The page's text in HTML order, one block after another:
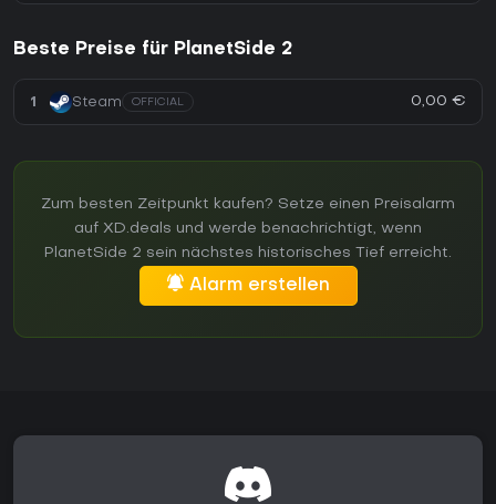
Beste Preise für PlanetSide 2
1 Steam OFFICIAL 0,00 €
Zum besten Zeitpunkt kaufen? Setze einen Preisalarm
auf XD.deals und werde benachrichtigt, wenn
PlanetSide 2 sein nächstes historisches Tief erreicht.
Alarm erstellen